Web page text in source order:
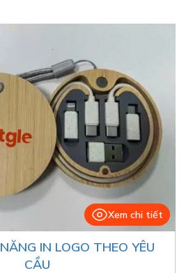
Xem chi tiết
IN LOGO THEO YÊU
CẦU